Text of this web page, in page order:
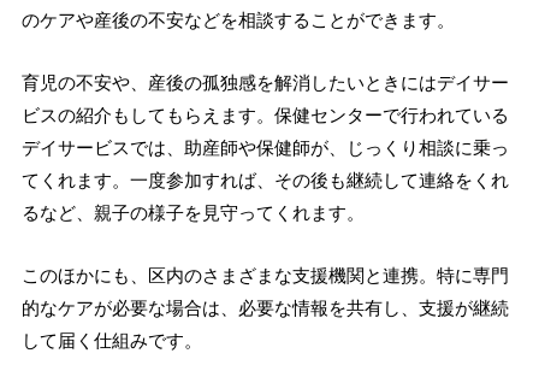
のケアや産後の不安などを相談することができます。
育児の不安や、産後の孤独感を解消したいときにはデイサー
ビスの紹介もしてもらえます。保健センターで行われている
デイサービスでは、助産師や保健師が、じっくり相談に乗っ
てくれます。一度参加すれば、その後も継続して連絡をくれ
るなど、親子の様子を見守ってくれます。
このほかにも、区内のさまざまな支援機関と連携。特に専門
的なケアが必要な場合は、必要な情報を共有し、支援が継続
して届く仕組みです。